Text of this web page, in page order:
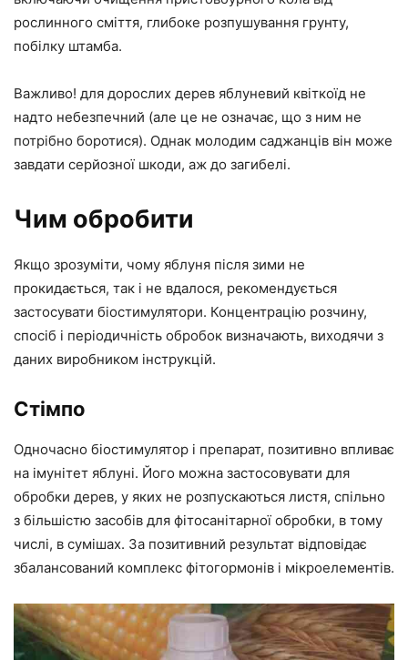
рослинного сміття, глибоке розпушування грунту,
побілку штамба.
Важливо! для дорослих дерев яблуневий квіткоїд не
надто небезпечний (але це не означає, що з ним не
потрібно боротися). Однак молодим саджанців він може
завдати серйозної шкоди, аж до загибелі.
Чим обробити
Якщо зрозуміти, чому яблуня після зими не
прокидається, так і не вдалося, рекомендується
застосувати біостимулятори. Концентрацію розчину,
спосіб і періодичність обробок визначають, виходячи з
даних виробником інструкцій.
Стімпо
Одночасно біостимулятор і препарат, позитивно впливає
на імунітет яблуні. Його можна застосовувати для
обробки дерев, у яких не розпускаються листя, спільно
з більшістю засобів для фітосанітарної обробки, в тому
числі, в сумішах. За позитивний результат відповідає
збалансований комплекс фітогормонів і мікроелементів.